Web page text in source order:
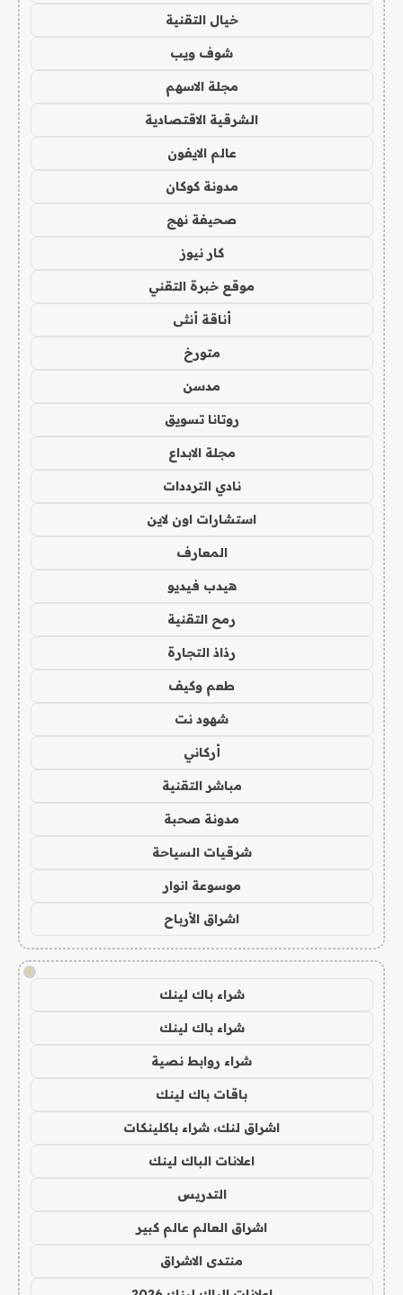
خيال التقنية
شوف ويب
مجلة الاسهم
الشرقية الاقتصادية
عالم الايفون
مدونة كوكان
صحيفة نهج
كار نيوز
موقع خبرة التقني
أناقة أنثى
متورخ
مدسن
روتانا تسويق
مجلة الابداع
نادي الترددات
استشارات اون لاين
المعارف
هيدب فيديو
رمح التقنية
رذاذ التجارة
طعم وكيف
شهود نت
أركاني
مباشر التقنية
مدونة صحبة
شرقيات السياحة
موسوعة انوار
اشراق الأرباح
!
شراء باك لينك
شراء باك لينك
شراء روابط نصية
باقات باك لينك
اشراق لنك، شراء باكلينكات
اعلانات الباك لينك
التدريس
اشراق العالم عالم كبير
منتدى الاشراق